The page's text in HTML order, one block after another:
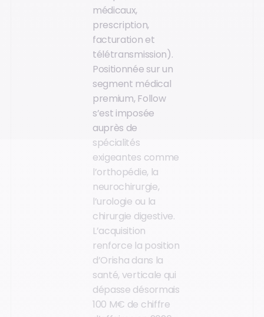
médicaux,
prescription,
facturation et
télétransmission).
Positionnée sur un
segment médical
premium, Follow
s’est imposée
auprès de
spécialités
exigeantes comme
l’orthopédie, la
neurochirurgie,
l’urologie ou la
chirurgie digestive.
L’acquisition
renforce la position
d’Orisha dans la
santé, verticale qui
dépasse désormais
100 M€ de chiffre